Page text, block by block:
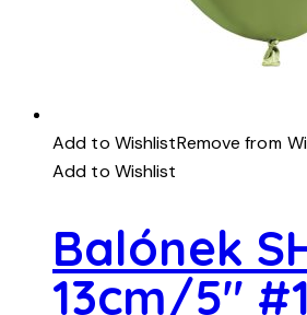
Add to WishlistRemove from
Add to Wishlist
Balónek
13cm/5″